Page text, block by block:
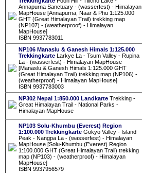
Annapurna Sanctuary - (wasserfest) - Himalayan
MapHouse [Annapurna, Naar & Phu 1:125.000
GHT (Great Himalayan Trail) trekking map
(NP107) - (weatherproof) - Himalayan
MapHouse]
ISBN 9937783011
NP106 Manaslu & Ganesh Himals 1:125.000
Trekkingkarte Larkye La - Tsum Valley - Rupina
La - (wasserfest) - Himalayan MapHouse
[Manaslu & Ganesh Himals 1:125.000 GHT
(Great Himalayan Trail) trekking map (NP106) -
(weatherproof) - Himalayan MapHouse]
ISBN 9937783003
NP302 Nepal 1:850.000 Landkarte Trekking -
Great Himalayan Trail - National Parks -
Himalayan MapHouse
NP103 Solu-Khumbu (Everest) Region
1:100.000 Trekkingkarte Gokyo Valley - Island
Peak - Nangpa La - (wasserfest) - Himalayan
MapHouse [Solu-Khumbu (Everest) Region
1:100.000 GHT (Great Himalayan Trail) trekking
map (NP103) - (weatherproof) - Himalayan
MapHouse]
ISBN 9937956579